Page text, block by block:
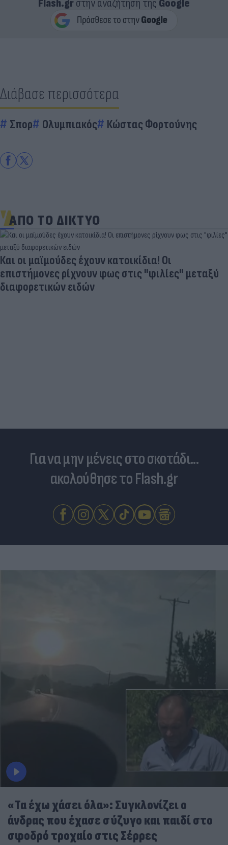
Flash.grστην αναζήτηση της Google
Διάβασε περισσότερα
Σπορ Ολυμπιακός Κώστας Φορτούνης
ΑΠΟ ΤΟ ΔΙΚΤΥΟ
Και οι μαϊμούδες έχουν κατοικίδια! Οι
επιστήμονες ρίχνουν φως στις "φιλίες" μεταξύ
διαφορετικών ειδών
Για να μην μένεις στο σκοτάδι...
ακολούθησε το Flash.gr
«Τα έχω χάσει όλα»: Συγκλονίζει ο
άνδρας που έχασε σύζυγο και παιδί στο
σφοδρό τροχαίο στις Σέρρες